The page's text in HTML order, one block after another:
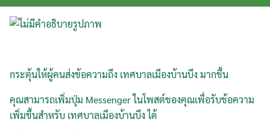
กระตุ้นให้ผู้คนส่งข้อความถึง เทศบาลเมืองบ้านบึง มากขึ้น
คุณสามารถเพิ่มปุ่ม Messenger ในโพสต์ของคุณเพื่อรับข้อความ
เพิ่มขึ้นสำหรับ เทศบาลเมืองบ้านบึง ได้